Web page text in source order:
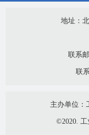
地址：
联系
联
主办单位：
©2020.